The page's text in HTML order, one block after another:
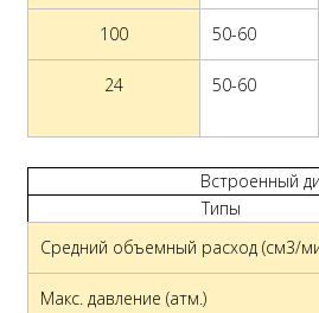
100 50-60
24 50-60
Встроенный
Типы
Средний объемный расход (см3/
Макс. давление (атм.)